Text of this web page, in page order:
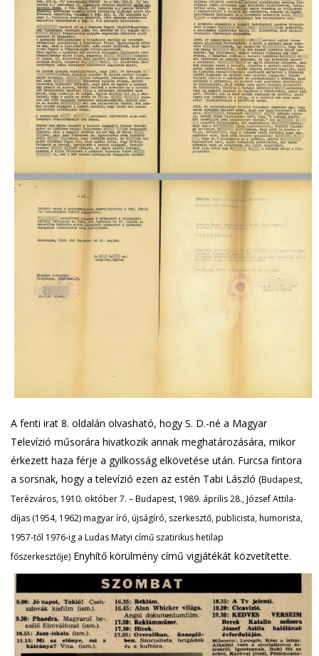
A fenti irat 8. oldalán olvasható, hogy S. D.-né a Magyar
Televízió műsorára hivatkozik annak meghatározására, mikor
érkezett haza férje a gyilkosság elkövetése után. Furcsa fintora
a sorsnak, hogy a televízió ezen az estén Tabi László (Budapest,
Terézváros, 1910. október 7. – Budapest, 1989. április 28., József Attila-
díjas (1954, 1962) magyar író, újságíró, szerkesztő, publicista, humorista,
1957-től 1976-ig a Ludas Matyi című szatirikus hetilap
főszerkesztője) Enyhítő körülmény című vigjátékát közvetítette.